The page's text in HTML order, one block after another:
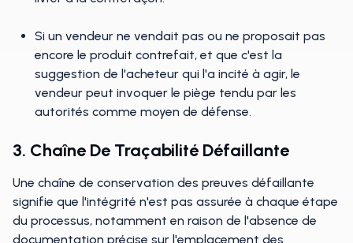
Si un vendeur ne vendait pas ou ne proposait pas
encore le produit contrefait, et que c'est la
suggestion de l'acheteur qui l'a incité à agir, le
vendeur peut invoquer le piège tendu par les
autorités comme moyen de défense.
3. Chaîne De Traçabilité Défaillante
Une chaîne de conservation des preuves défaillante
signifie que l'intégrité n'est pas assurée à chaque étape
du processus, notamment en raison de l'absence de
documentation précise sur l'emplacement des